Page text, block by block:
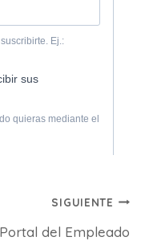
SIGUIENTE
Portal del Empleado